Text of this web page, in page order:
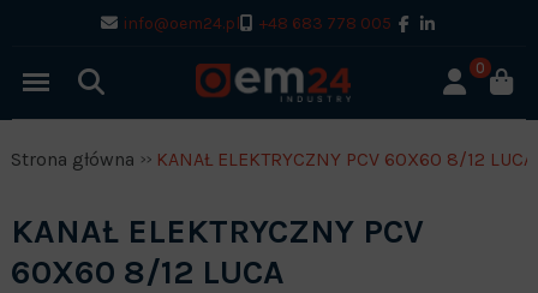
info@oem24.pl +48 683 778 005
0
Strona główna KANAŁ ELEKTRYCZNY PCV 60X60 8/12 LUCA
KANAŁ ELEKTRYCZNY PCV
60X60 8/12 LUCA